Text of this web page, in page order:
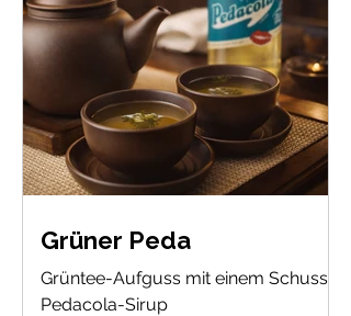
Grüner Peda
Grüntee-Aufguss mit einem Schuss
Pedacola-Sirup